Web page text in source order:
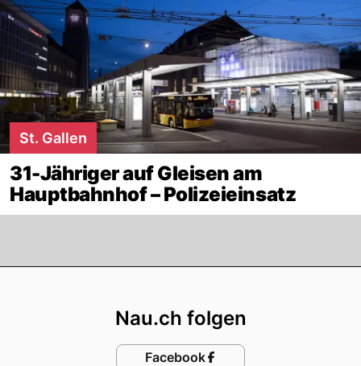
St. Gallen
31-Jähriger auf Gleisen am
Hauptbahnhof – Polizeieinsatz
Nau.ch folgen
Facebook